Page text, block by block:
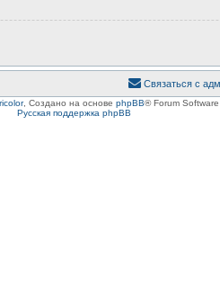
Связаться с
, Создано на основе phpBB® Forum
Русская поддержка phpBB